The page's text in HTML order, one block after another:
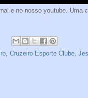
e no nosso youtube.
Cruzeiro Esporte Clube